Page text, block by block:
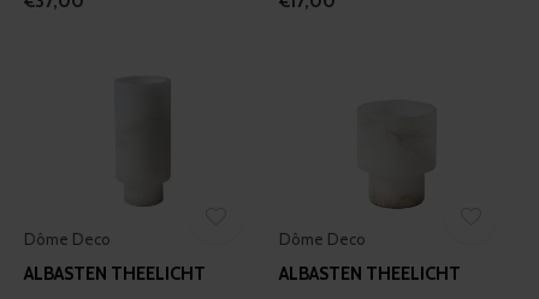
Dôme Deco
ALBASTEN THEELICHT
Dôme Deco
ALBASTEN THEELICHT